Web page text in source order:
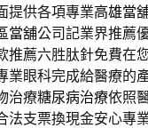
提供各項專業高雄當
當舖公司記業界推薦
推薦六胜肽針免費在
業眼科完成給醫療的
治療糖尿病治療依照
法支票換現金安心專